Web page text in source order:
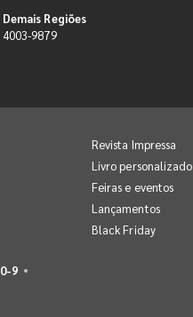
Demais Regiões
4003-9879
Revista Impressa
Livro personalizado
Feiras e eventos
Lançamentos
Black Friday
0-9